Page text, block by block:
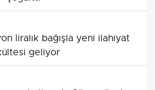
liralık bağışla yeni ilahiyat
geliyor